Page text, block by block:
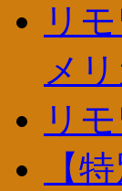
リ
メ
リ
【